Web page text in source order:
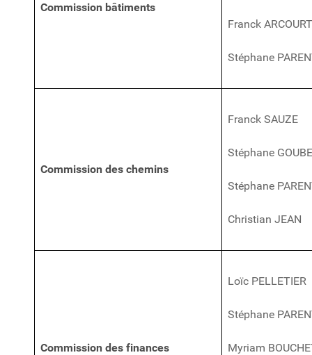
Commission bâtiments
Franck ARCOURT
Stéphane
Commission des chemins
Franck SAUZE
Stéphane
Stéphane
Christian JEAN
Commission des finances
Loïc PELLETIER
Stéphane
Myriam